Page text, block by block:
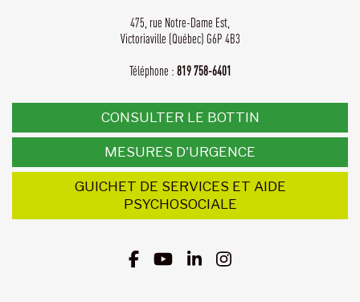
475, rue Notre-Dame Est,
Victoriaville (Québec) G6P 4B3
Téléphone :819 758-6401
CONSULTER LE BOTTIN
MESURES D'URGENCE
GUICHET DE SERVICES ET AIDE
PSYCHOSOCIALE